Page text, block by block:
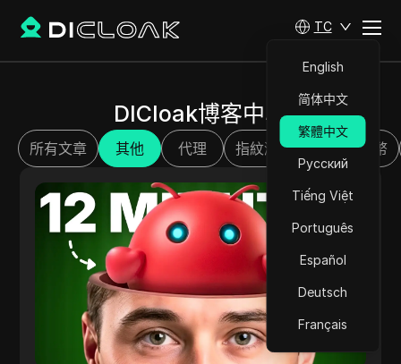
TC
English
简体中文
繁體中文
Русский
Tiếng Việt
Português
Español
Deutsch
Français
DICloak博客中心
所有文章 其他 代理 指紋瀏覽器 加密貨幣